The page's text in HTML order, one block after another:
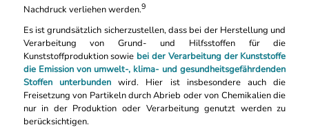
Nachdruck verliehen werden.9
Es ist grundsätzlich sicherzustellen, dass bei der Herstellung und
Verarbeitung von Grund- und Hilfsstoffen für die
Kunststoffproduktion sowie bei der Verarbeitung der Kunststoffe
die Emission von umwelt-, klima- und gesundheitsgefährdenden
Stoffen unterbundenwird. Hier ist insbesondere auch die
Freisetzung von Partikeln durch Abrieb oder von Chemikalien die
nur in der Produktion oder Verarbeitung genutzt werden zu
berücksichtigen.